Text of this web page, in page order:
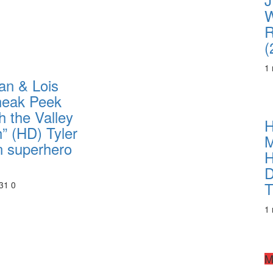
& Lois
Peek
the Valley
(HD) Tyler
superhero
1 0
1
1